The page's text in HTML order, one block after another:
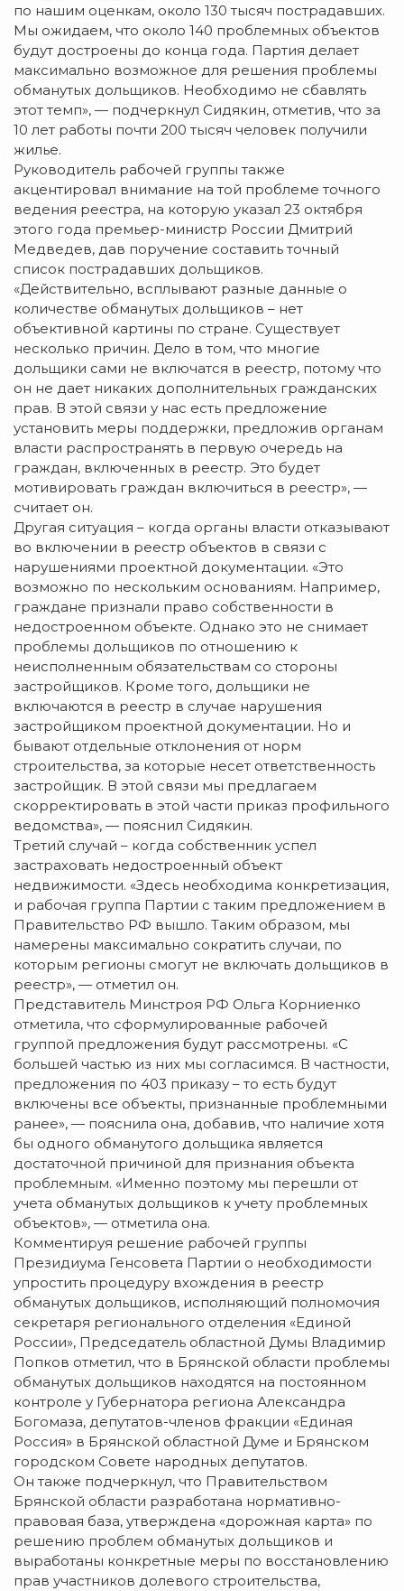
по нашим оценкам, около 130 тысяч пострадавших.
Мы ожидаем, что около 140 проблемных объектов
будут достроены до конца года. Партия делает
максимально возможное для решения проблемы
обманутых дольщиков. Необходимо не сбавлять
этот темп», — подчеркнул Сидякин, отметив, что за
10 лет работы почти 200 тысяч человек получили
жилье.
Руководитель рабочей группы также
акцентировал внимание на той проблеме точного
ведения реестра, на которую указал 23 октября
этого года премьер-министр России Дмитрий
Медведев, дав поручение составить точный
список пострадавших дольщиков.
«Действительно, всплывают разные данные о
количестве обманутых дольщиков – нет
объективной картины по стране. Существует
несколько причин. Дело в том, что многие
дольщики сами не включатся в реестр, потому что
он не дает никаких дополнительных гражданских
прав. В этой связи у нас есть предложение
установить меры поддержки, предложив органам
власти распространять в первую очередь на
граждан, включенных в реестр. Это будет
мотивировать граждан включиться в реестр», —
считает он.
Другая ситуация – когда органы власти отказывают
во включении в реестр объектов в связи с
нарушениями проектной документации. «Это
возможно по нескольким основаниям. Например,
граждане признали право собственности в
недостроенном объекте. Однако это не снимает
проблемы дольщиков по отношению к
неисполненным обязательствам со стороны
застройщиков. Кроме того, дольщики не
включаются в реестр в случае нарушения
застройщиком проектной документации. Но и
бывают отдельные отклонения от норм
строительства, за которые несет ответственность
застройщик. В этой связи мы предлагаем
скорректировать в этой части приказ профильного
ведомства», — пояснил Сидякин.
Третий случай – когда собственник успел
застраховать недостроенный объект
недвижимости. «Здесь необходима конкретизация,
и рабочая группа Партии с таким предложением в
Правительство РФ вышло. Таким образом, мы
намерены максимально сократить случаи, по
которым регионы смогут не включать дольщиков в
реестр», — отметил он.
Представитель Минстроя РФ Ольга Корниенко
отметила, что сформулированные рабочей
группой предложения будут рассмотрены. «С
большей частью из них мы согласимся. В частности,
предложения по 403 приказу – то есть будут
включены все объекты, признанные проблемными
ранее», — пояснила она, добавив, что наличие хотя
бы одного обманутого дольщика является
достаточной причиной для признания объекта
проблемным. «Именно поэтому мы перешли от
учета обманутых дольщиков к учету проблемных
объектов», — отметила она.
Комментируя решение рабочей группы
Президиума Генсовета Партии о необходимости
упростить процедуру вхождения в реестр
обманутых дольщиков, исполняющий полномочия
секретаря регионального отделения «Единой
России», Председатель областной Думы Владимир
Попков отметил, что в Брянской области проблемы
обманутых дольщиков находятся на постоянном
контроле у Губернатора региона Александра
Богомаза, депутатов-членов фракции «Единая
Россия» в Брянской областной Думе и Брянском
городском Совете народных депутатов.
Он также подчеркнул, что Правительством
Брянской области разработана нормативно-
правовая база, утверждена «дорожная карта» по
решению проблем обманутых дольщиков и
выработаны конкретные меры по восстановлению
прав участников долевого строительства,